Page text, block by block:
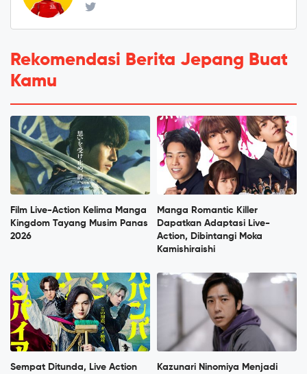
Rekomendasi Berita Jepang Buat
Kamu
Film Live-Action Kelima Manga
Kingdom Tayang Musim Panas
2026
Manga Romantic Killer
Dapatkan Adaptasi Live-
Action, Dibintangi Moka
Kamishiraishi
Sempat Ditunda, Live Action
Kazunari Ninomiya Menjadi